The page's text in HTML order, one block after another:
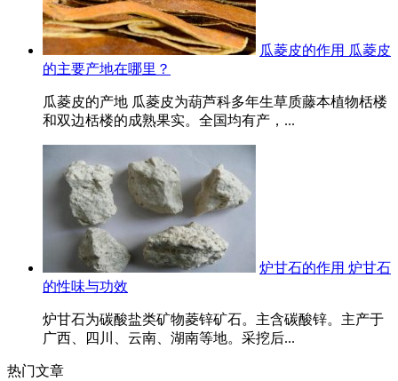
瓜菱皮的作用 瓜菱皮
的主要产地在哪里？
瓜菱皮的产地 瓜菱皮为葫芦科多年生草质藤本植物栝楼
和双边栝楼的成熟果实。全国均有产，...
炉甘石的作用 炉甘石
的性味与功效
炉甘石为碳酸盐类矿物菱锌矿石。主含碳酸锌。主产于
广西、四川、云南、湖南等地。采挖后...
热门文章